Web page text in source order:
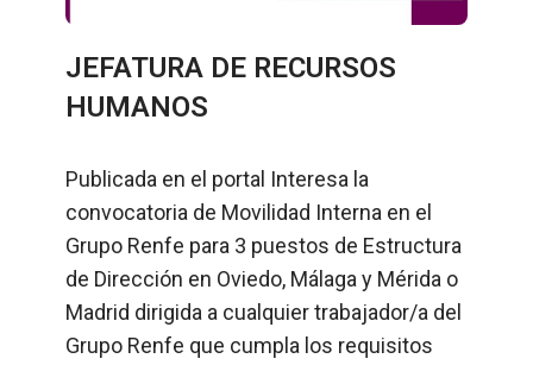
JEFATURA DE RECURSOS
HUMANOS
Publicada en el portal Interesa la
convocatoria de Movilidad Interna en el
Grupo Renfe para 3 puestos de Estructura
de Dirección en Oviedo, Málaga y Mérida o
Madrid dirigida a cualquier trabajador/a del
Grupo Renfe que cumpla los requisitos